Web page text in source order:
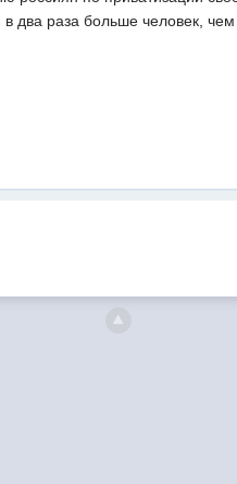
в два раза больше человек,